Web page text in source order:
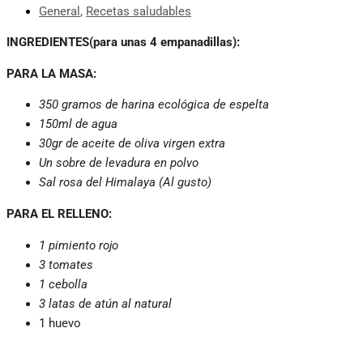
General , Recetas saludables
INGREDIENTES(para unas 4 empanadillas):
PARA LA MASA:
350 gramos de harina ecológica de espelta
150ml de agua
30gr de aceite de oliva virgen extra
Un sobre de levadura en polvo
Sal rosa del Himalaya (Al gusto)
PARA EL RELLENO:
1 pimiento rojo
3 tomates
1 cebolla
3 latas de atún al natural
1 huevo